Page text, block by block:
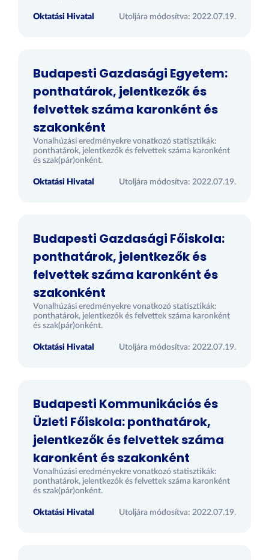
Oktatási Hivatal Utoljára módosítva: 2022.07.19.
Budapesti Gazdasági Egyetem:
ponthatárok, jelentkezők és
felvettek száma karonként és
szakonként
Vonalhúzási eredményekre vonatkozó statisztikák:
ponthatárok, jelentkezők és felvettek száma karonként
és szak(pár)onként.
Oktatási Hivatal Utoljára módosítva: 2022.07.19.
Budapesti Gazdasági Főiskola:
ponthatárok, jelentkezők és
felvettek száma karonként és
szakonként
Vonalhúzási eredményekre vonatkozó statisztikák:
ponthatárok, jelentkezők és felvettek száma karonként
és szak(pár)onként.
Oktatási Hivatal Utoljára módosítva: 2022.07.19.
Budapesti Kommunikációs és
Üzleti Főiskola: ponthatárok,
jelentkezők és felvettek száma
karonként és szakonként
Vonalhúzási eredményekre vonatkozó statisztikák:
ponthatárok, jelentkezők és felvettek száma karonként
és szak(pár)onként.
Oktatási Hivatal Utoljára módosítva: 2022.07.19.